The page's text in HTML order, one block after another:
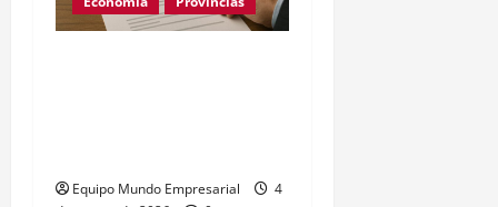
Equipo Mundo Empresarial
4